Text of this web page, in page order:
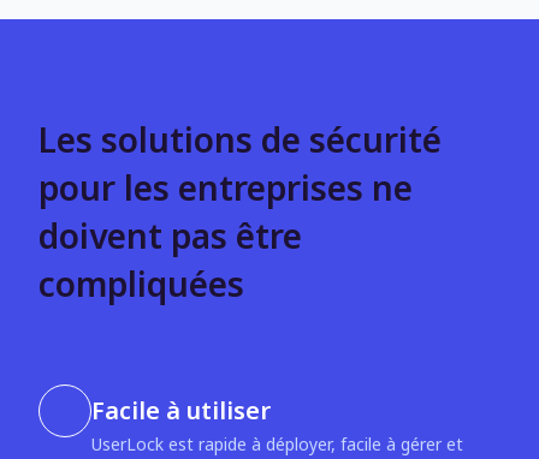
Les solutions de sécurité
pour les entreprises ne
doivent pas être
compliquées
Facile à utiliser
UserLock est rapide à déployer, facile à gérer et